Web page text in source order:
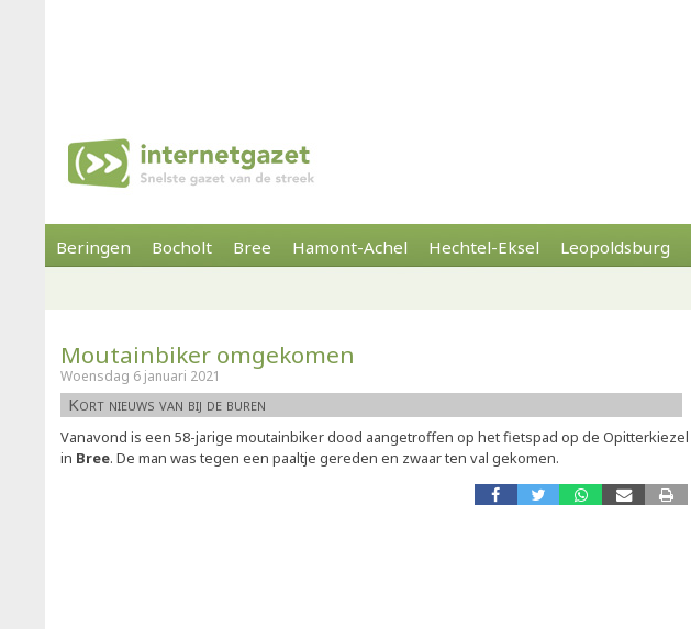
Beringen Bocholt Bree Hamont-Achel Hechtel-Eksel Leopoldsburg
Moutainbiker omgekomen
Woensdag 6 januari 2021
Kort nieuws van bij de buren
Vanavond is een 58-jarige moutainbiker dood aangetroffen op het fietspad op de Opitterkiezel
in Bree. De man was tegen een paaltje gereden en zwaar ten val gekomen.